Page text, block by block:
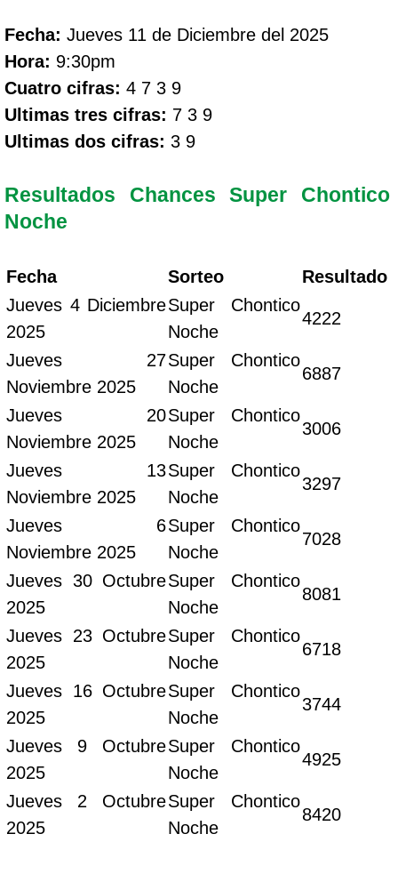
Fecha: Jueves 11 de Diciembre del 2025
Hora: 9:30pm
Cuatro cifras: 4 7 3 9
Ultimas tres cifras: 7 3 9
Ultimas dos cifras: 3 9
Resultados Chances Super Chontico
Noche
Fecha Sorteo
Resultado
Jueves 4 Diciembre
2025
Super Chontico
Noche
4222
Jueves 27
Noviembre 2025
Super Chontico
Noche
6887
Jueves 20
Noviembre 2025
Super Chontico
Noche
3006
Jueves 13
Noviembre 2025
Super Chontico
Noche
3297
Jueves 6
Noviembre 2025
Super Chontico
Noche
7028
Jueves 30 Octubre
2025
Super Chontico
Noche
8081
Jueves 23 Octubre
2025
Super Chontico
Noche
6718
Jueves 16 Octubre
2025
Super Chontico
Noche
3744
Jueves 9 Octubre
2025
Super Chontico
Noche
4925
Jueves 2 Octubre
2025
Super Chontico
Noche
8420